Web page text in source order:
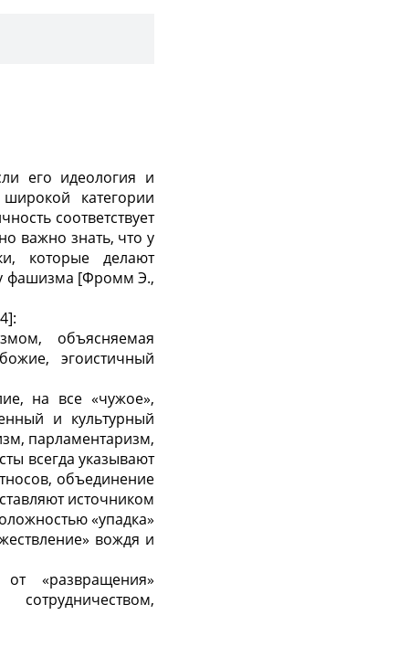
его идеология и
категории
соответствует
важно знать, что у
которые делают
фашизма [Фромм Э.,
объясняемая
эгоистичный
на все «чужое»,
и культурный
парламентаризм,
всегда указывают
объединение
источником
«упадка»
вождя и
«развращения»